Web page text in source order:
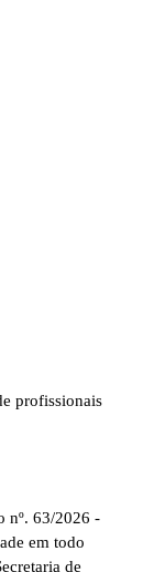
profissionais
nº. 63/2026 -
em todo
de